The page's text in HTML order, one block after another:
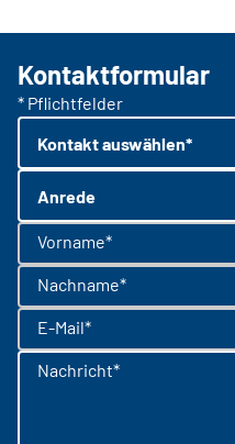
Kontaktformular
* Pflichtfelder
Kontakt auswählen*
Anrede
Vorname*
Nachname*
E-Mail*
Nachricht*